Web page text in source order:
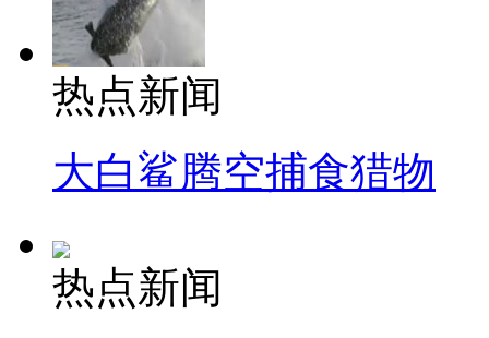
热点新闻
大白鲨腾空捕食猎物
热点新闻